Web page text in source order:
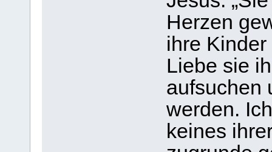
Herzen
ihre
Liebe sie
aufsuchen
werden.
keines